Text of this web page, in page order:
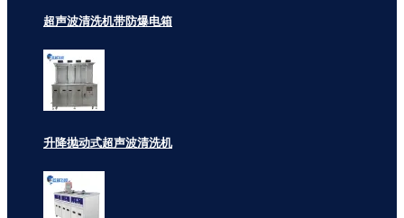
超声波清洗机带防爆电箱
升降抛动式超声波清洗机